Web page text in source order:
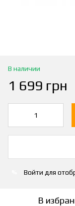
В наличии
1 699 грн
Войти для
В